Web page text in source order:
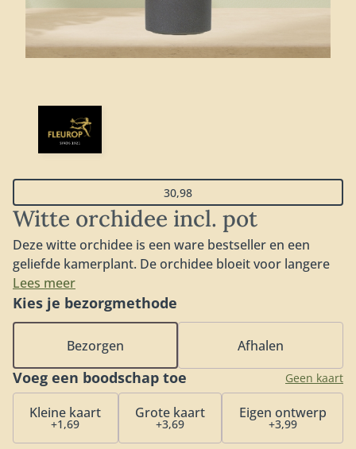
Witte orchidee incl. pot
Deze witte orchidee is een ware bestseller en een
geliefde kamerplant. De orchidee bloeit voor langere
tijd en gaat, met de juiste verzorging en een dosis
liefde, jarenlang mee. Inclusief pot (deze kan afwijken
van de getoonde pot op de foto).
Lees meer
30,98
Voeg een boodschap toe Geen kaart
Kleine kaart
+1,69
Grote kaart
+3,69
Eigen ontwerp
+3,99
Kies je bezorgmethode
Bezorgen Afhalen